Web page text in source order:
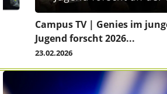
Campus TV | Genies im
Jugend forscht 2026...
23.02.2026